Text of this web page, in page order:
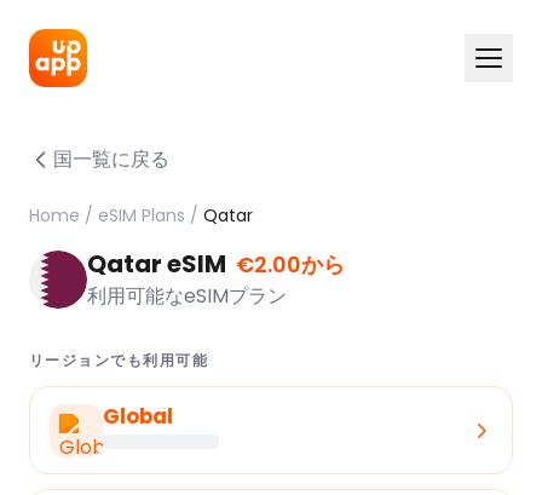
国一覧に戻る
Home / eSIM Plans / Qatar
Qatar eSIM €2.00から
利用可能なeSIMプラン
リージョンでも利用可能
Global